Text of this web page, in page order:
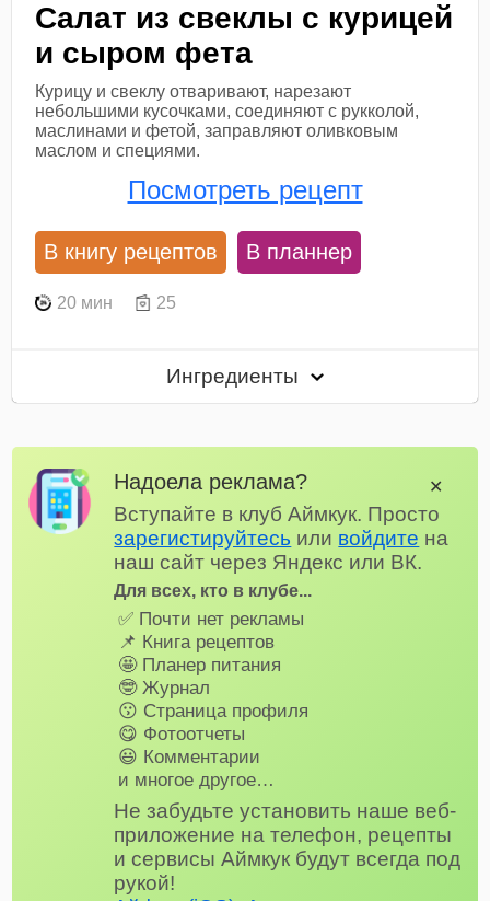
Салат из свеклы с курицей
и сыром фета
Курицу и свеклу отваривают, нарезают
небольшими кусочками, соединяют с рукколой,
маслинами и фетой, заправляют оливковым
маслом и специями.
Посмотреть рецепт
В книгу рецептов В планнер
20 мин 25
Ингредиенты
Надоела реклама?
Вступайте в клуб Аймкук. Просто
зарегистируйтесь или войдите на
наш сайт через Яндекс или ВК.
Для всех, кто в клубе...
✅ Почти нет рекламы
📌 Книга рецептов
🤩 Планер питания
🤓 Журнал
😗 Страница профиля
😋 Фотоотчеты
😃 Комментарии
и многое другое…
Не забудьте установить наше веб-
приложение на телефон, рецепты
и сервисы Аймкук будут всегда под
рукой!
✕